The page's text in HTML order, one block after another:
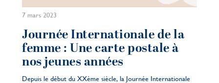
7 mars 2023
Journée Internationale de la
femme : Une carte postale à
nos jeunes années
Depuis le début du XXème siècle, la Journée Internationale